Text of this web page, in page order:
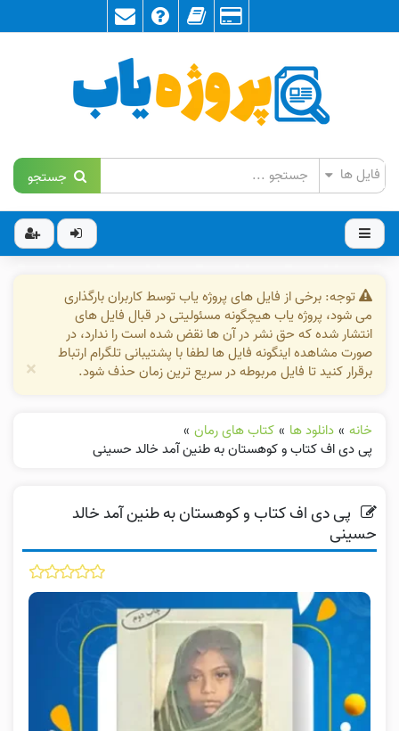
جستجو
توجه: برخی از فایل های پروژه یاب توسط کاربران بارگذاری
می شود، پروژه یاب هیچگونه مسئولیتی در قبال فایل های
انتشار شده که حق نشر در آن ها نقض شده است را ندارد، در
صورت مشاهده اینگونه فایل ها لطفا با پشتیبانی تلگرام ارتباط
برقرار کنید تا فایل مربوطه در سریع ترین زمان حذف شود.
×
خانه » دانلود ها » کتاب های رمان »
پی دی اف کتاب و کوهستان به طنین آمد خالد حسینی
پی دی اف کتاب و کوهستان به طنین آمد خالد
حسینی